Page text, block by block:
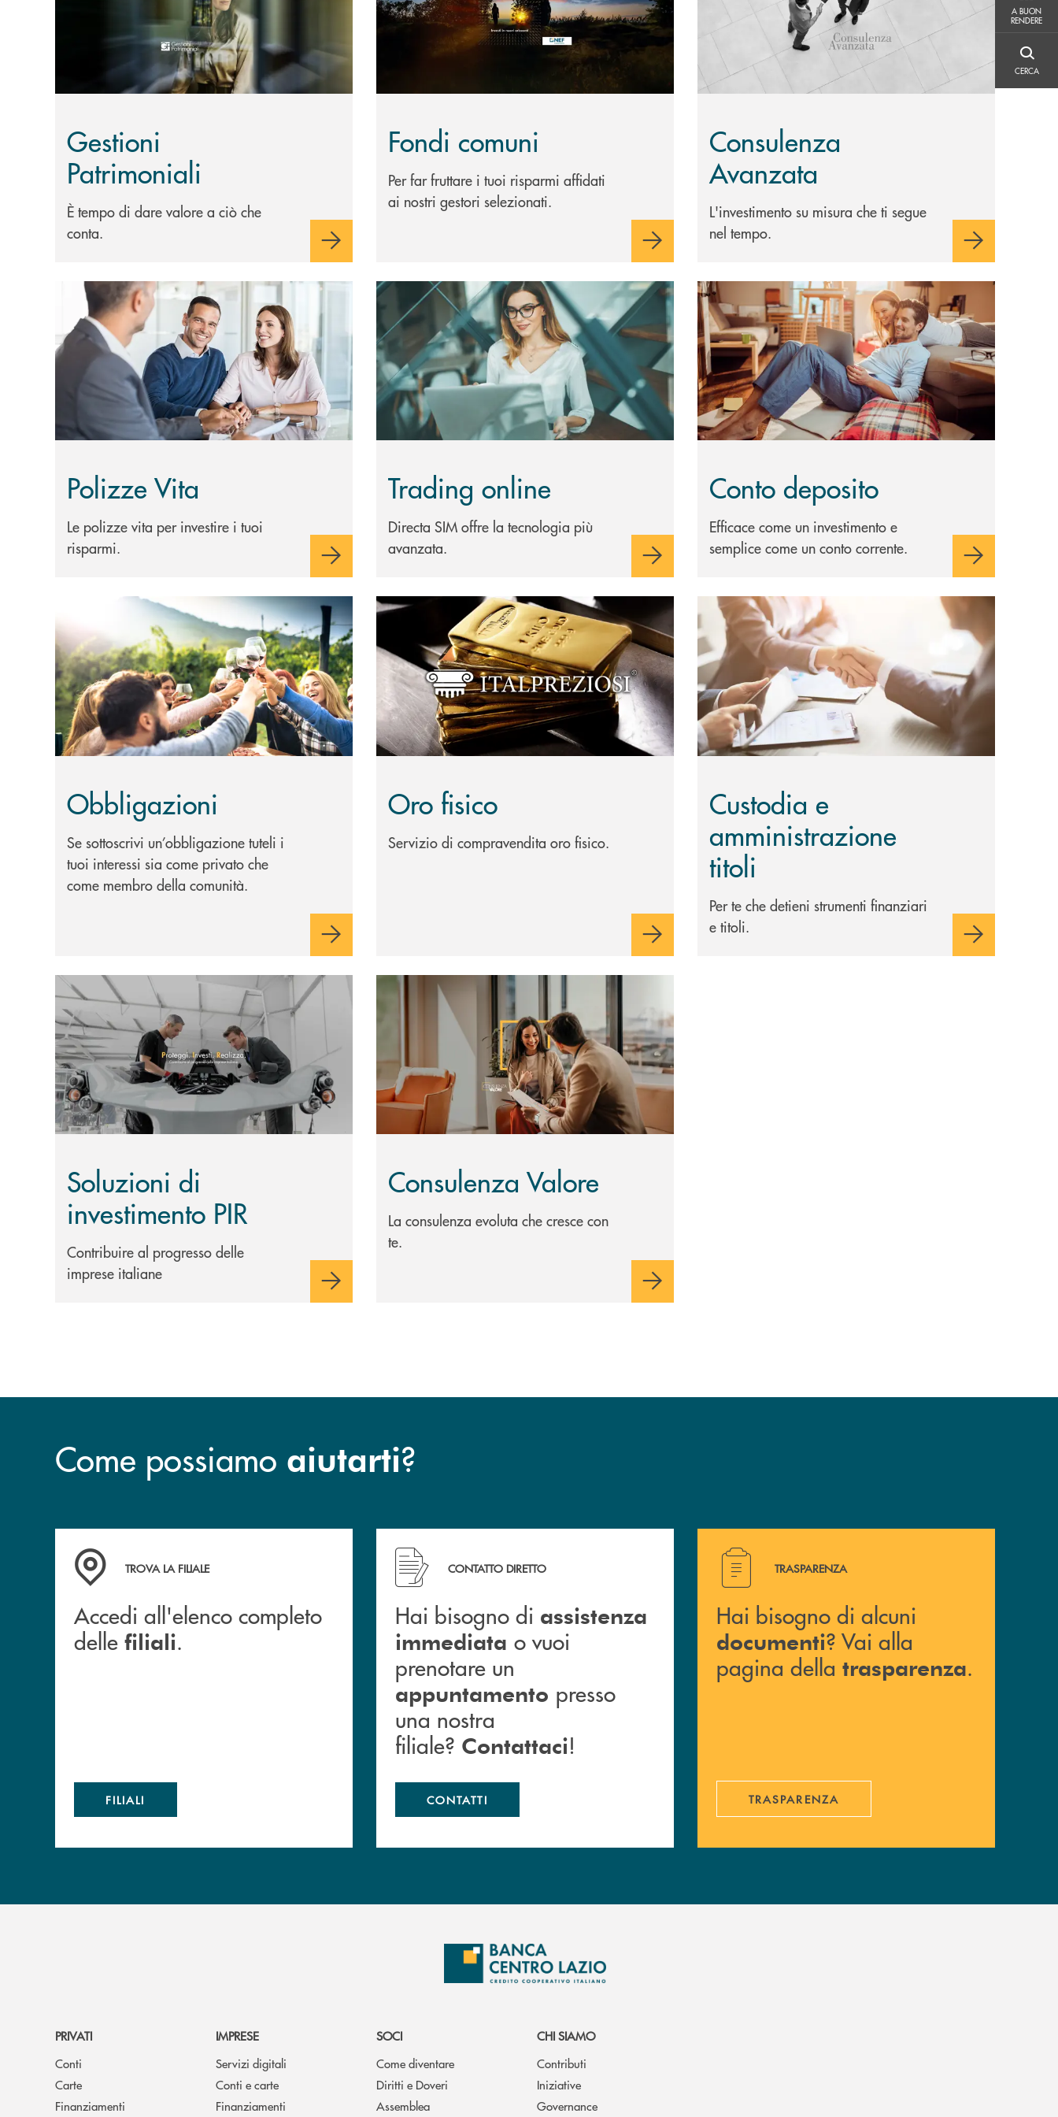
A BUON
RENDERE
A BUON RENDERE
CERCA
CERCA
Gestioni
Patrimoniali
È tempo di dare valore a ciò che
conta.
Fondi comuni
Per far fruttare i tuoi risparmi affidati
ai nostri gestori selezionati.
Consulenza
Avanzata
L'investimento su misura che ti segue
nel tempo.
Scopri di più Polizze Vita
Polizze Vita
Le polizze vita per investire i tuoi
risparmi.
Scopri di più Trading online
Trading online
Directa SIM offre la tecnologia più
avanzata.
Scopri di più Conto deposito
Conto deposito
Efficace come un investimento e
semplice come un conto corrente.
Scopri di più Obbligazioni
Obbligazioni
Se sottoscrivi un’obbligazione tuteli i
tuoi interessi sia come privato che
come membro della comunità.
Scopri di più Oro fisico
Oro fisico
Servizio di compravendita oro fisico.
Scopri di più Custodia e amministrazione titoli
Custodia e
amministrazione
titoli
Per te che detieni strumenti finanziari
e titoli.
Scopri di più Soluzioni di investimento PIR
Soluzioni di
investimento PIR
Contribuire al progresso delle
imprese italiane
Scopri di più Consulenza Valore
Consulenza Valore
La consulenza evoluta che cresce con
te.
Come possiamo aiutarti?
Accedi all'elenco completo delle filiali .
TROVA LA FILIALE
Accedi all'elenco completo
delle filiali.
FILIALI
Hai bisogno di assistenza immediata o vuoi prenotare un appuntamento presso una nostra filiale? Contattaci !
CONTATTO DIRETTO
Hai bisogno di assistenza
immediata o vuoi
prenotare un
appuntamento presso
una nostra
filiale? Contattaci!
CONTATTI
Hai bisogno di alcuni documenti ? Vai alla pagina della
TRASPARENZA
Hai bisogno di alcuni
documenti? Vai alla
pagina della trasparenza.
TRASPARENZA
PRIVATI
Conti
Carte
Finanziamenti
IMPRESE
Servizi digitali
Conti e carte
Finanziamenti
SOCI
Come diventare
Diritti e Doveri
Assemblea
CHI SIAMO
Contributi
Iniziative
Governance